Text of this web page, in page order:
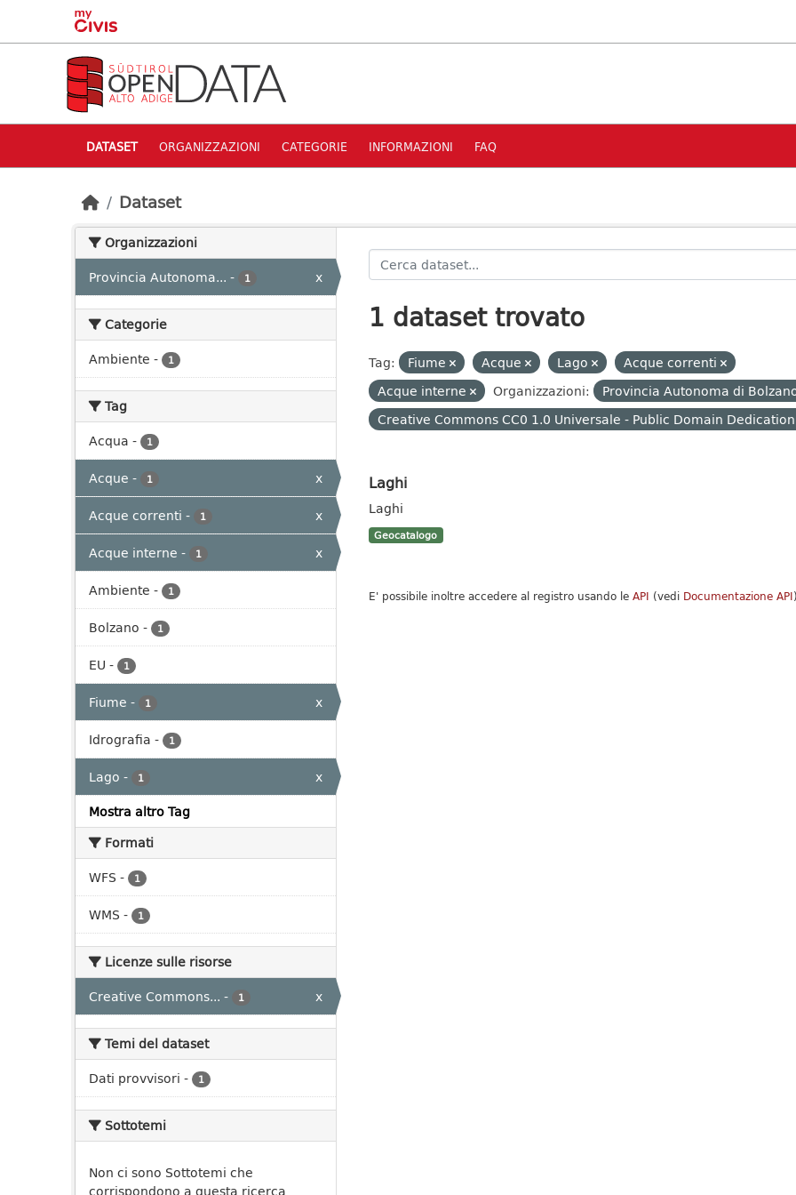
Skip to main content
DATASET ORGANIZZAZIONI CATEGORIE INFORMAZIONI FAQ
Dataset
Organizzazioni
Provincia Autonoma... - 1 x
Categorie
Ambiente - 1
Tag
Acqua - 1
Acque - 1
x
Acque correnti - 1
x
Acque interne - 1
x
Ambiente - 1
Bolzano - 1
EU - 1
Fiume - 1
x
Idrografia - 1
Lago - 1
x
Mostra altro Tag
Formati
WFS - 1
WMS - 1
Licenze sulle risorse
Creative Commons... - 1 x
Temi del dataset
Dati provvisori - 1
Sottotemi
Non ci sono Sottotemi che
corrispondono a questa ricerca
1 dataset trovato
Tag: Fiume Acque Lago
Acque correnti
Acque interne
Organizzazioni: Provincia Autonoma di
Creative Commons CC0 1.0 Universale - Public Domain
Laghi
Laghi
Geocatalogo
E' possibile inoltre accedere al registro usando le API (vedi Documentazione API